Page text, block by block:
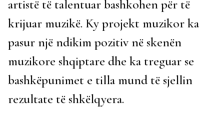
artistë të talentuar bashkohen për të
krijuar muzikë. Ky projekt muzikor ka
pasur një ndikim pozitiv në skenën
muzikore shqiptare dhe ka treguar se
bashkëpunimet e tilla mund të sjellin
rezultate të shkëlqyera.